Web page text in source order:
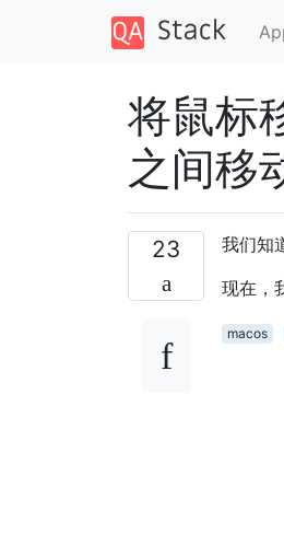
将鼠标
之间移
23 我们知
现在，
macos